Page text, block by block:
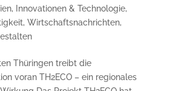
, Innovationen & Technologie,
, Wirtschaftsnachrichten,
Thüringen treibt die
voran TH2ECO – ein regionales